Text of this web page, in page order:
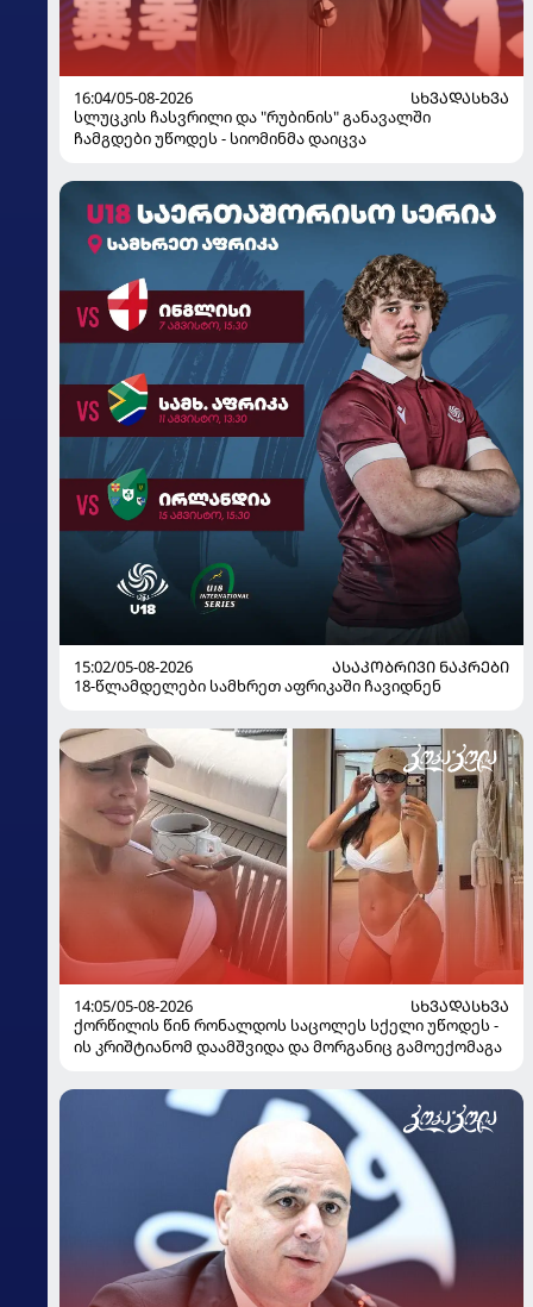
16:04/05-08-2026
ᲡᲮᲕᲐᲓᲐᲡᲮᲕᲐ
სლუცკის ჩასვრილი და "რუბინის" განავალში
ჩამგდები უწოდეს - სიომინმა დაიცვა
15:02/05-08-2026
ᲐᲡᲐᲙᲝᲑᲠᲘᲕᲘ ᲜᲐᲙᲠᲔᲑᲘ
18-წლამდელები სამხრეთ აფრიკაში ჩავიდნენ
14:05/05-08-2026
ᲡᲮᲕᲐᲓᲐᲡᲮᲕᲐ
ქორწილის წინ რონალდოს საცოლეს სქელი უწოდეს -
ის კრიშტიანომ დაამშვიდა და მორგანიც გამოექომაგა